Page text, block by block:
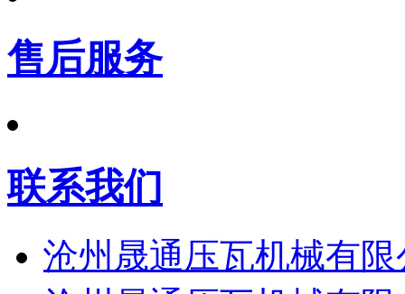
售后服务
联系我们
沧州晟通压瓦机械有限